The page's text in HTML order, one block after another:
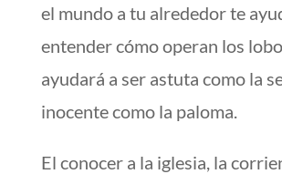
el mundo a tu alrededor te
entender cómo operan los
ayudará a ser astuta como la
inocente como la paloma.
El conocer a la iglesia, la